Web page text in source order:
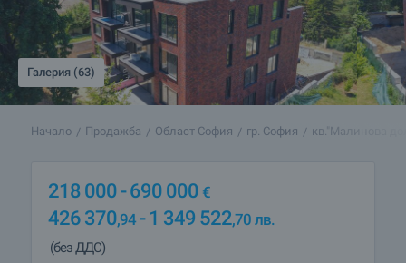
Галерия (63)
Начало Продажба Област София гр. София кв."Малинова
218 000- 690 000 €
426 370,94 - 1 349 522,70 лв.
(без ДДС)